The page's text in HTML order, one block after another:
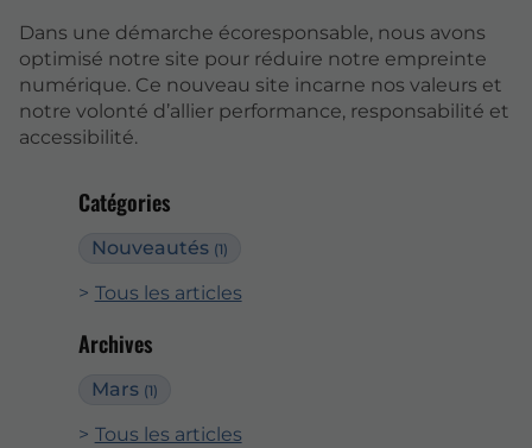
Catégories
Nouveautés (1)
Tous les articles
Archives
Mars (1)
Tous les articles
Dans une démarche écoresponsable, nous avons
optimisé notre site pour réduire notre empreinte
numérique. Ce nouveau site incarne nos valeurs et
notre volonté d’allier performance, responsabilité et
accessibilité.